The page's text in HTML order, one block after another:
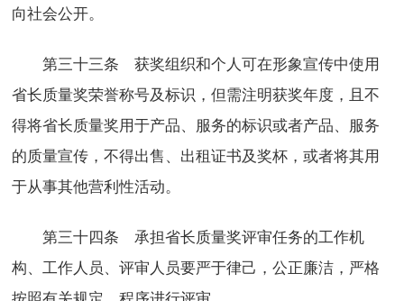
向社会公开。
第三十三条 获奖组织和个人可在形象宣传中使用
省长质量奖荣誉称号及标识，但需注明获奖年度，且不
得将省长质量奖用于产品、服务的标识或者产品、服务
的质量宣传，不得出售、出租证书及奖杯，或者将其用
于从事其他营利性活动。
第三十四条 承担省长质量奖评审任务的工作机
构、工作人员、评审人员要严于律己，公正廉洁，严格